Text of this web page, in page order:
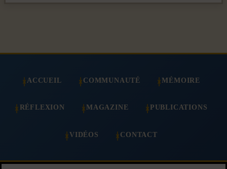
ACCUEIL COMMUNAUTÉ MÉMOIRE
RÉFLEXION MAGAZINE PUBLICATIONS
VIDÉOS CONTACT